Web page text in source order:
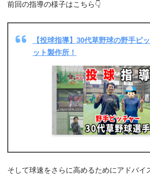
前回の指導の様子はこちら👇
【投球指導】30代草野球の野手ピ
ット製作所！
そして球速をさらに高めるためにアドバイ